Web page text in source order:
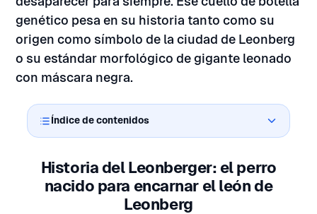
genético pesa en su historia tanto como su
origen como símbolo de la ciudad de Leonberg
o su estándar morfológico de gigante leonado
con máscara negra.
Índice de contenidos
Historia del Leonberger: el perro
nacido para encarnar el león de
Leonberg